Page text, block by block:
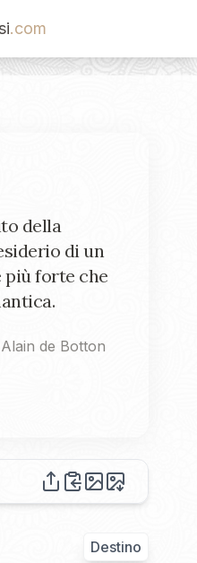
.com
della
di un
più forte che
Alain de Botton
Destino